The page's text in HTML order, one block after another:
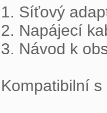
1. Síťový
2. Napájecí
3. Návod k
Kompatibilní